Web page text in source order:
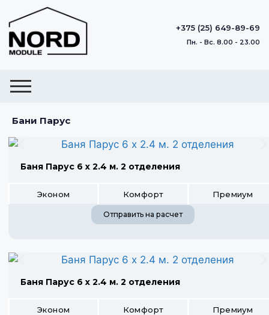
+375 (25) 649-89-69
Пн. - Вс. 8.00 - 23.00
Бани Парус
Баня Парус 6 х 2.4 м. 2 отделения
Эконом Комфорт Премиум
Отправить на расчет
Баня Парус 6 х 2.4 м. 2 отделения
Эконом Комфорт Премиум